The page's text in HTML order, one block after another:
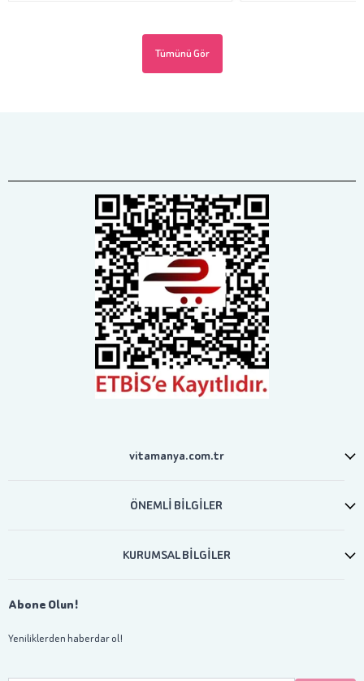
Tümünü Gör
vitamanya.com.tr
ÖNEMLİ BİLGİLER
KURUMSAL BİLGİLER
Abone Olun!
Yeniliklerden haberdar ol!